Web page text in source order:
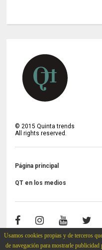
Usamos cookies propias y de terceros
de navegación para mostrarle
©2015 Quinta trends
All rights reserved.
Página principal
QT en los medios